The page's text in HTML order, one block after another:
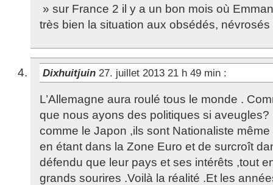
» sur France 2 il y a un bon mois où
très bien la situation aux obsédés, névrosés
Dixhuitjuin 27. juillet 2013 21 h 49 min :
L’Allemagne aura roulé tous le monde .
que nous ayons des politiques si aveugles?
comme le Japon ,ils sont Nationaliste
en étant dans la Zone Euro et de surcroît
défendu que leur pays et ses intérêts ,tout
grands sourires .Voilà la réalité .Et les